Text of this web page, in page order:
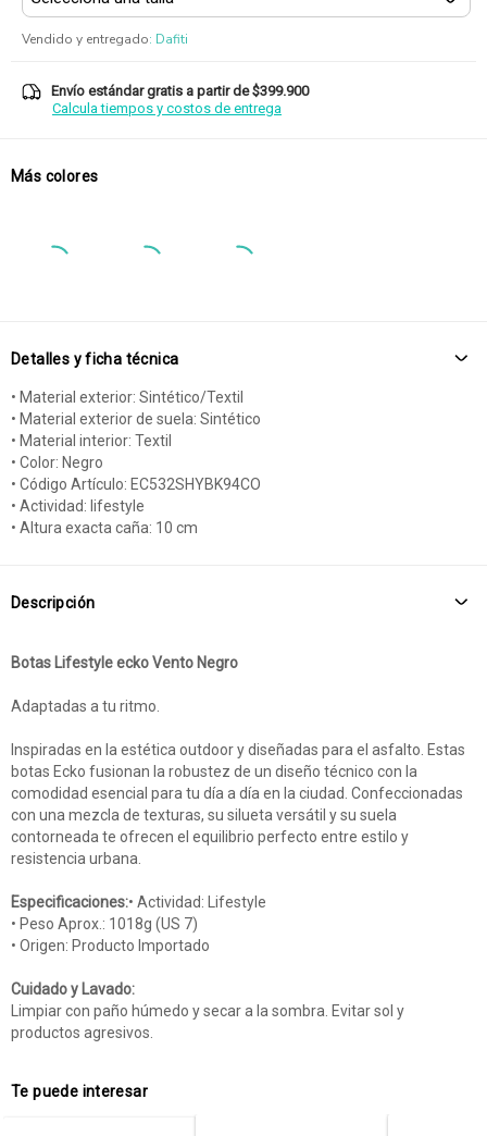
Vendido y entregado: Dafiti
Envío estándar gratis a partir de $399.900
Calcula tiempos y costos de entrega
Más colores
Detalles y ficha técnica
• Material exterior: Sintético/Textil
• Material exterior de suela: Sintético
• Material interior: Textil
• Color: Negro
• Código Artículo: EC532SHYBK94CO
• Actividad: lifestyle
• Altura exacta caña: 10 cm
Descripción
Botas Lifestyle ecko Vento Negro
Adaptadas a tu ritmo.
Inspiradas en la estética outdoor y diseñadas para el asfalto. Estas
botas Ecko fusionan la robustez de un diseño técnico con la
comodidad esencial para tu día a día en la ciudad. Confeccionadas
con una mezcla de texturas, su silueta versátil y su suela
contorneada te ofrecen el equilibrio perfecto entre estilo y
resistencia urbana.
Especificaciones:• Actividad: Lifestyle
• Peso Aprox.: 1018g (US 7)
• Origen: Producto Importado
Cuidado y Lavado:
Limpiar con paño húmedo y secar a la sombra. Evitar sol y
productos agresivos.
Te puede interesar